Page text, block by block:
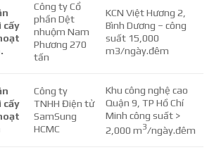
cấy
Công ty Cổ
phần Dệt
nhuộm Nam
Phương 270
tấn
KCN Việt Hương 2,
Bình Dương – công
suất 15,000
m3/ngày.đêm
cấy
Công ty
TNHH Điện tử
SamSung
HCMC
Khu công nghệ cao
Quận 9, TP Hồ Chí
Minh công suất >
2,000 m3/ngày.đêm